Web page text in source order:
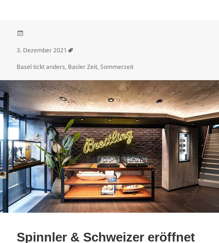
3. Dezember 2021
Basel tickt anders, Basler Zeit,Sommerzeit
Spinnler & Schweizer eröffnet